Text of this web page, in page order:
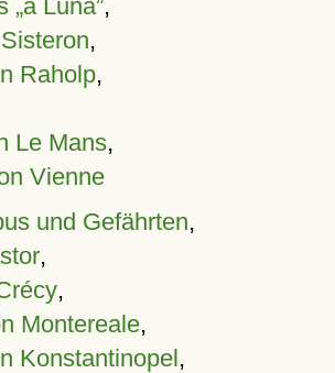
„a Luna”,
,
Raholp,
Le Mans,
Vienne
und Gefährten,
,
,
Montereale,
Konstantinopel,